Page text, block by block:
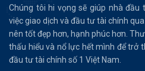
Chúng tôi hi vọng sẽ giúp nhà
việc giao dịch và đầu tư tài chính
nên tốt đẹp hơn, hạnh phúc hơn.
thấu hiểu và nổ lực hết mình để trở
đầu tư tài chính số 1 Việt Nam.